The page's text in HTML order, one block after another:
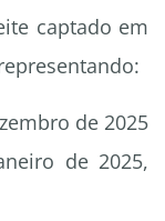
captado em
de 2025
de 2025,